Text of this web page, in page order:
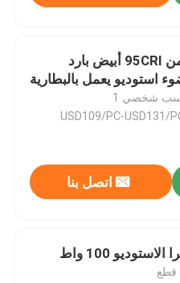
7000 لومن 95CRI أبيض بارد
اتصل بنا
100 واط